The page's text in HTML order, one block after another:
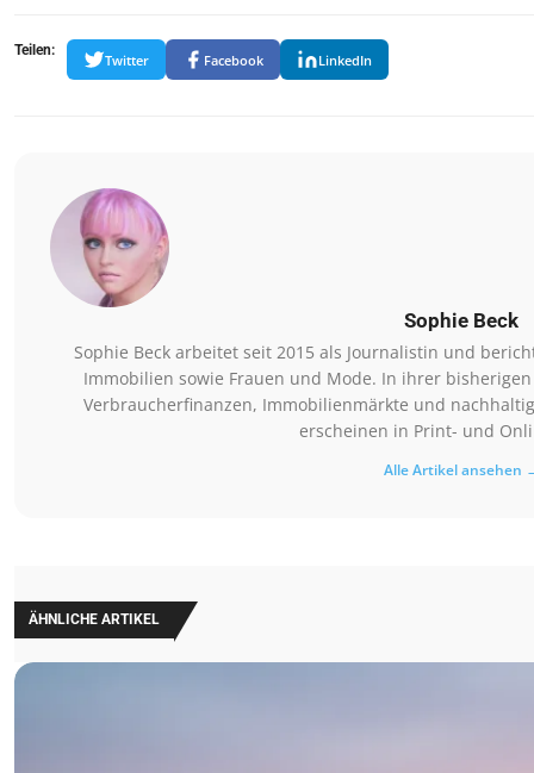
Teilen:
Twitter Facebook LinkedIn
Sophie Beck
Sophie Beck arbeitet seit 2015 als Journalistin und
Immobilien sowie Frauen und Mode. In ihrer
Verbraucherfinanzen, Immobilienmärkte und
erscheinen in Print- und
Alle Artikel ansehen
ÄHNLICHE ARTIKEL